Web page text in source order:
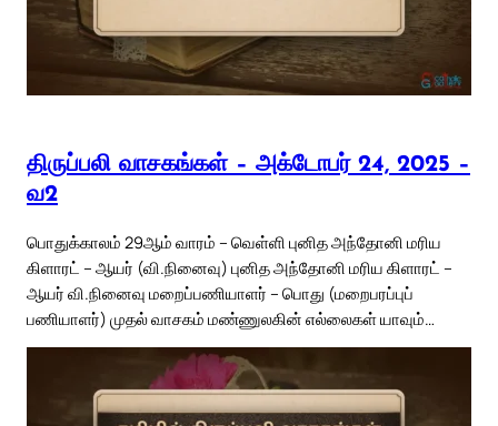
திருப்பலி வாசகங்கள் – அக்டோபர் 24, 2025 –
வ2
பொதுக்காலம் 29ஆம் வாரம் – வெள்ளி புனித அந்தோனி மரிய
கிளாரட் – ஆயர் (வி.நினைவு) புனித அந்தோனி மரிய கிளாரட் –
ஆயர் வி.நினைவு மறைப்பணியாளர் – பொது (மறைபரப்புப்
பணியாளர்) முதல் வாசகம் மண்ணுலகின் எல்லைகள் யாவும்…